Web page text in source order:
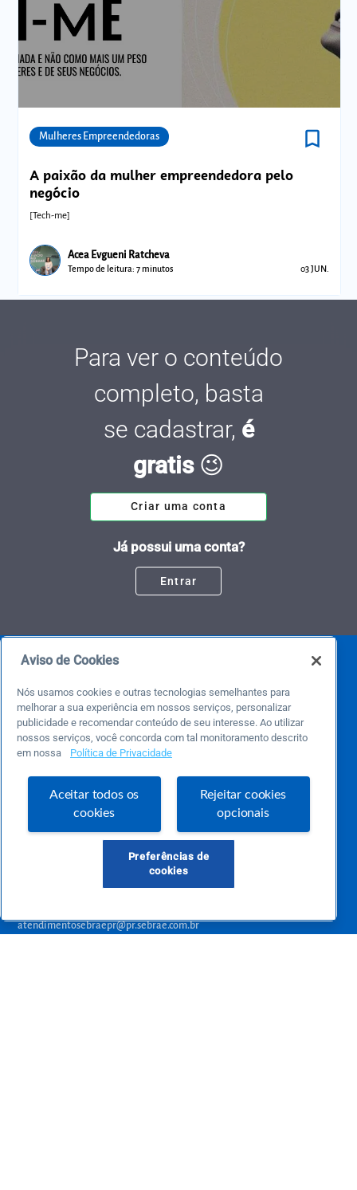
Mulheres Empreendedoras bookmark_border
A paixão da mulher empreendedora pelo
negócio
[Tech-me]
Acea Evgueni Ratcheva
Tempo de leitura: 7 minutos 03 JUN.
Para ver o conteúdo
completo, basta
se cadastrar, é
gratis😉
Criar uma conta
Já possui uma conta?
Entrar
Este é um blog colaborativo.
Sebrae foi criada para entregar conteúdos em diversos formatos, inovadores,
pertinentes e temas específicos que se conecte com a realidade da sua empresa.
E claro, conte sempre com o Sebrae/PR, em todos os momentos de sua vida
empreendedora.
atendimentosebraepr@pr.sebrae.com.br
Aviso de Cookies
Nós usamos cookies e outras tecnologias semelhantes para
melhorar a sua experiência em nossos serviços, personalizar
publicidade e recomendar conteúdo de seu interesse. Ao utilizar
nossos serviços, você concorda com tal monitoramento descrito
em nossa
Política de Privacidade
Aceitar todos os
cookies
Rejeitar cookies
opcionais
Preferências de
cookies